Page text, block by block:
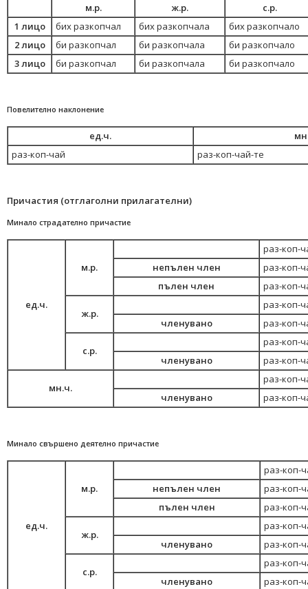
м.р.
ж.р.
с.р.
1 лицо
бих разкопчал бих разкопчала
бих разкопчало
2 лицо
би разкопчал би разкопчала
би разкопчало
3 лицо
би разкопчал би разкопчала би разкопчало
Повелително наклонение
ед.ч.
раз-коп-чай
раз-коп-чай-те
Причастия (отглаголни прилагателни)
Минало страдателно причастие
ед.ч.
м.р.
раз-коп-
непълен член
раз-коп-
пълен член
раз-коп-
ж.р.
раз-коп-
членувано
раз-коп-
с.р.
раз-коп-
членувано
раз-коп-
мн.ч.
раз-коп-
членувано
раз-коп-
Минало свършено деятелно причастие
ед.ч.
м.р.
раз-коп-
непълен член
раз-коп-
пълен член
раз-коп-
ж.р.
раз-коп-
членувано
раз-коп-
с.р.
раз-коп-
членувано
раз-коп-